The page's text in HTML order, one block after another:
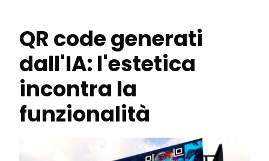
QR code generati
dall'IA: l'estetica
incontra la
funzionalità